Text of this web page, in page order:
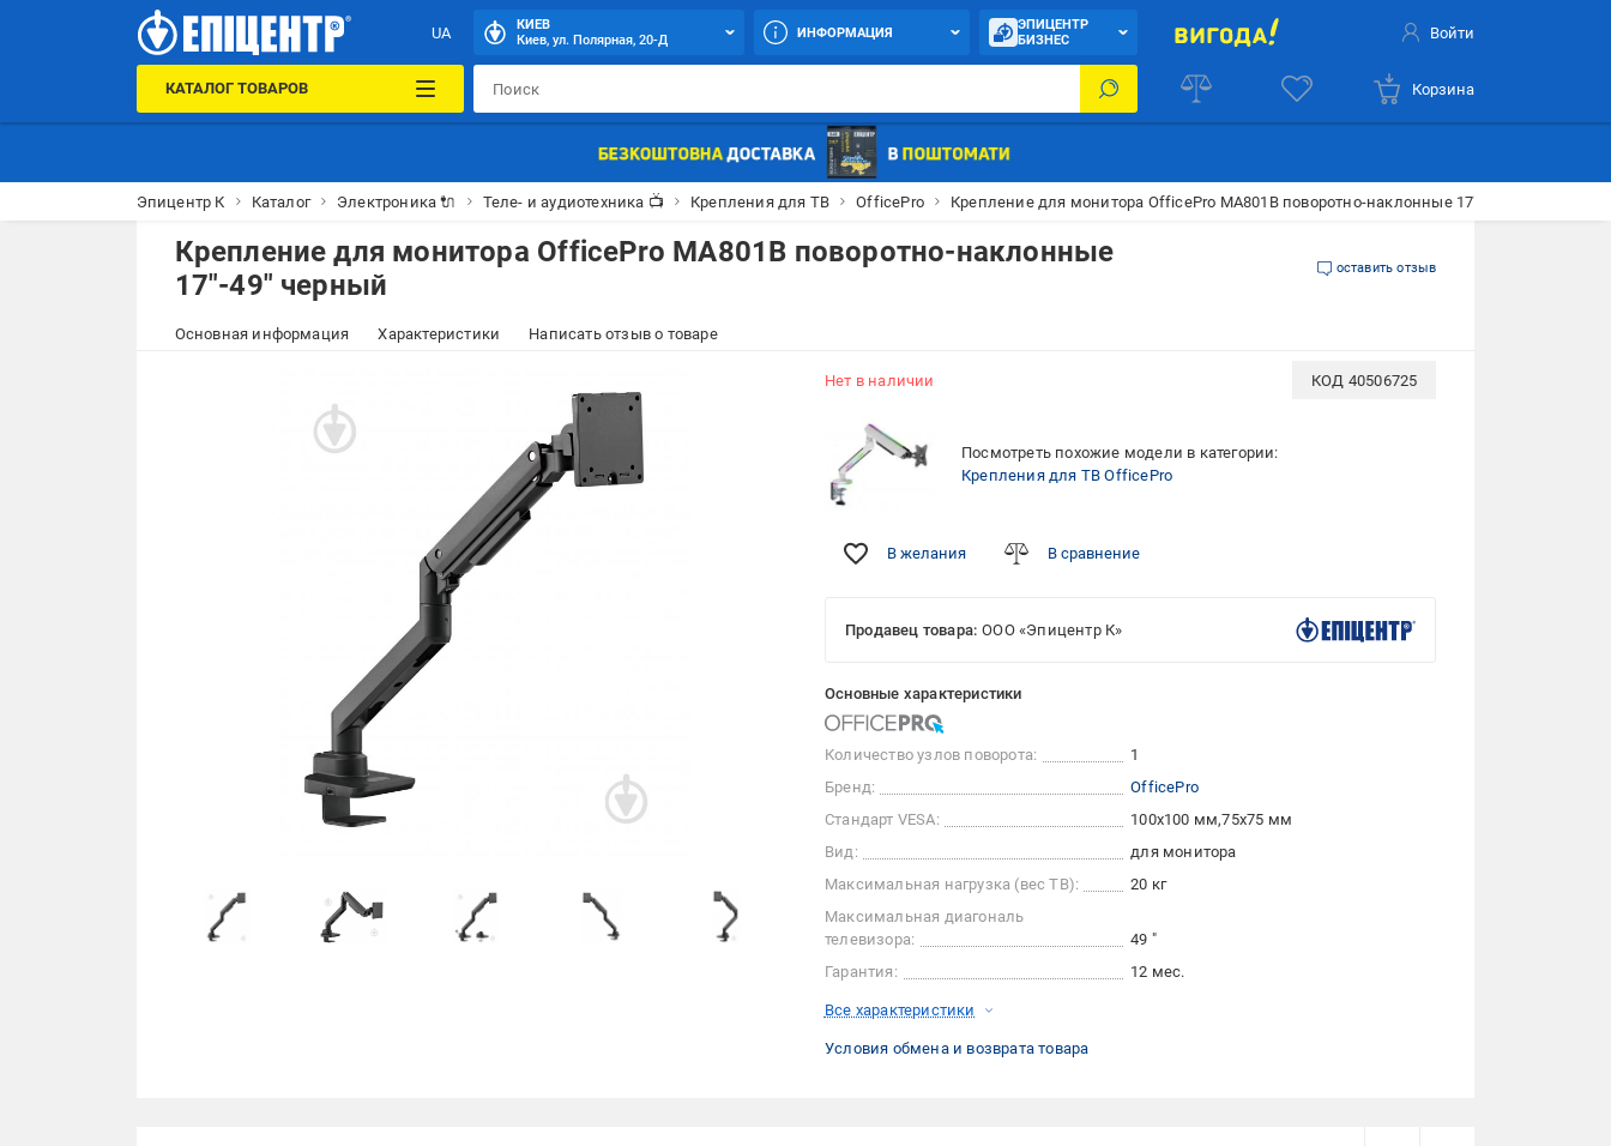
UA
КИЕВ
Киев, ул. Полярная, 20-Д
ИНФОРМАЦИЯ
ЭПИЦЕНТР
БИЗНЕС
Войти
КАТАЛОГ ТОВАРОВ Корзина
Эпицентр К Каталог Электроника 🔌 Теле- и аудиотехника 📺 Крепления для ТВ OfficePro Крепление для монитора OfficePro MA801B поворотно-наклонные 17"-49" черный
Крепление для монитора OfficePro MA801B поворотно-наклонные
17"-49" черный
оставить отзыв
Основная информация Характеристики Написать отзыв о товаре
Нет в наличии КОД 40506725
Посмотреть похожие модели в категории:
Крепления для ТВ OfficePro
В желания В сравнение
Продавец товара: ООО «Эпицентр К»
Основные характеристики
Количество узлов поворота:
1
Бренд:
OfficePro
Стандарт VESA:
100x100 мм 75x75 мм
Вид:
для монитора
Максимальная нагрузка (вес ТВ):
20 кг
Максимальная диагональ
телевизора:
49 "
Гарантия:
12 мес.
Все характеристики
Условия обмена и возврата товара